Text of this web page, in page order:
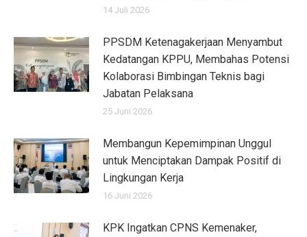
14 Juli 2026
PPSDM Ketenagakerjaan Menyambut
Kedatangan KPPU, Membahas Potensi
Kolaborasi Bimbingan Teknis bagi
Jabatan Pelaksana
25 Juni 2026
Membangun Kepemimpinan Unggul
untuk Menciptakan Dampak Positif di
Lingkungan Kerja
16 Juni 2026
KPK Ingatkan CPNS Kemenaker,